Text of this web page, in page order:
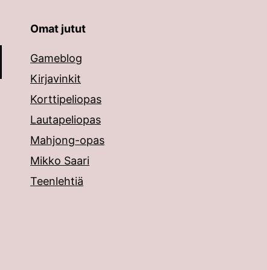
ylös ja alas ja siirtyä halutulle sivulle
Omat jutut
Gameblog
Kirjavinkit
Korttipeliopas
Lautapeliopas
Mahjong-opas
Mikko Saari
Teenlehtiä